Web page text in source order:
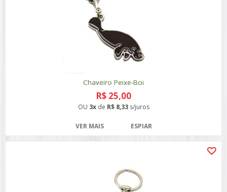
Chaveiro Peixe-Boi
R$ 25,00
OU 3xde R$ 8,33s/juros
VER MAIS ESPIAR